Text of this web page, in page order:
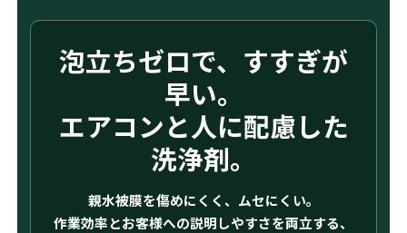
泡立ちゼロで、すすぎが
早い。
エアコンと人に配慮した
洗浄剤。
親水被膜を傷めにくく、ムセにくい。
作業効率とお客様への説明しやすさを両立する、